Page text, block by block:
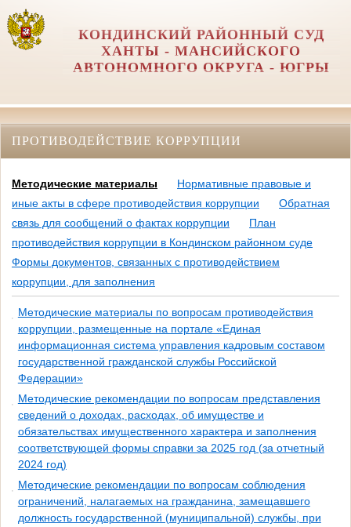
КОНДИНСКИЙ РАЙОННЫЙ СУД
ХАНТЫ - МАНСИЙСКОГО
АВТОНОМНОГО ОКРУГА - ЮГРЫ
ПРОТИВОДЕЙСТВИЕ КОРРУПЦИИ
Методические материалы
Нормативные правовые и
иные акты в сфере противодействия коррупции
Обратная
связь для сообщений о фактах коррупции
План
противодействия коррупции в Кондинском районном суде
Формы документов, связанных с противодействием
коррупции, для заполнения
Методические материалы по вопросам противодействия
коррупции, размещенные на портале «Единая
информационная система управления кадровым составом
государственной гражданской службы Российской
Федерации»
Методические рекомендации по вопросам представления
сведений о доходах, расходах, об имуществе и
обязательствах имущественного характера и заполнения
соответствующей формы справки за 2025 год (за отчетный
2024 год)
Методические рекомендации по вопросам соблюдения
ограничений, налагаемых на гражданина, замещавшего
должность государственной (муниципальной) службы, при